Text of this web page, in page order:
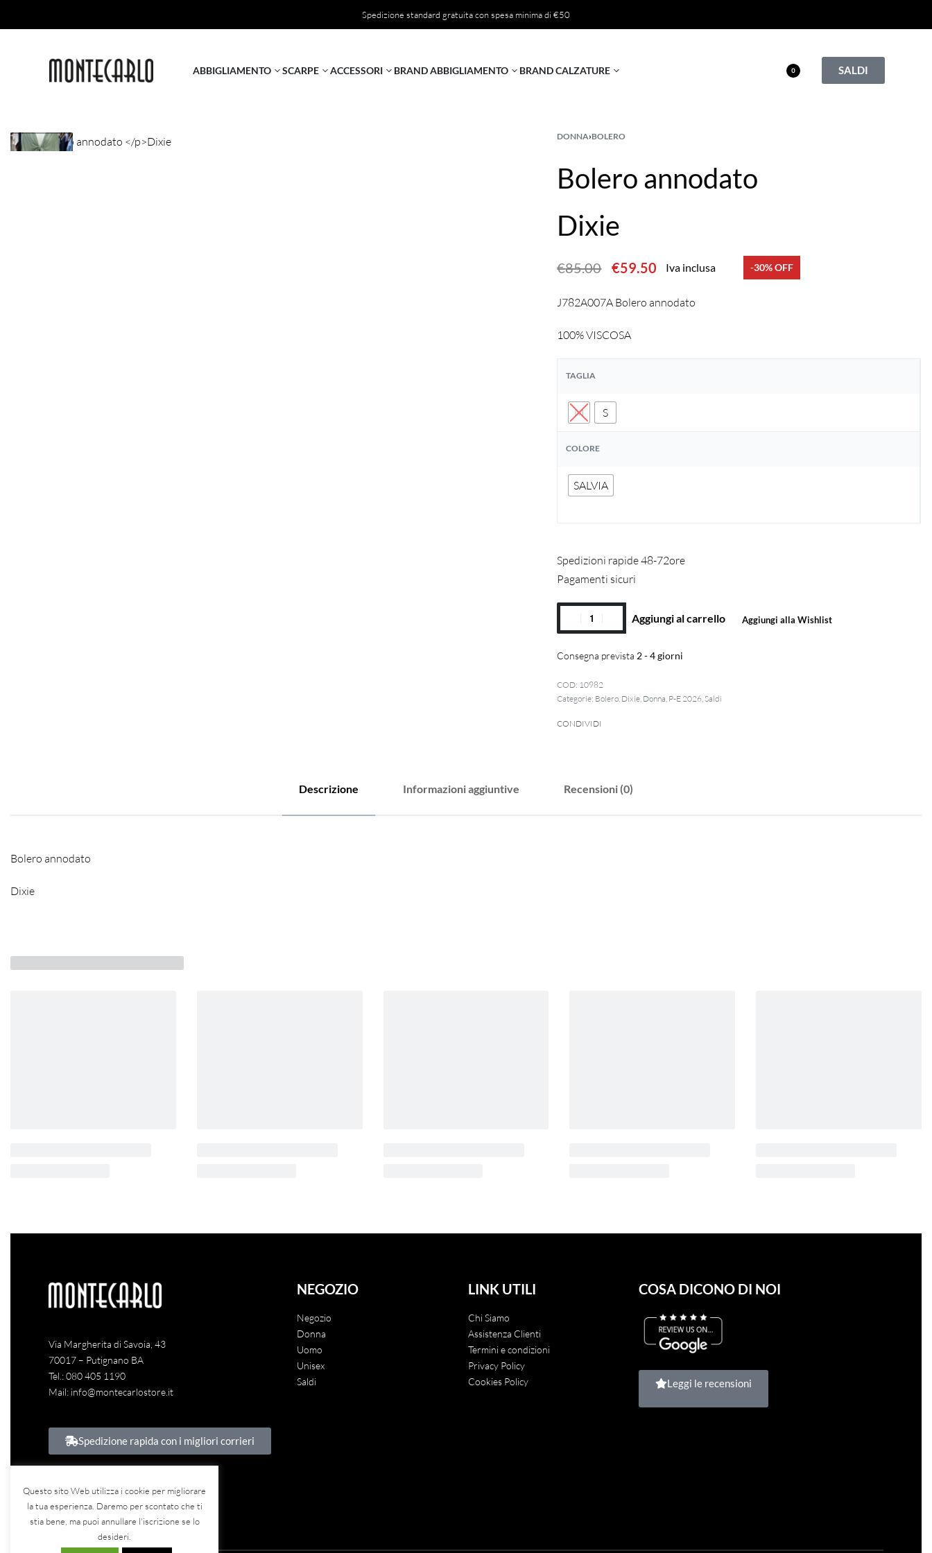
Spedizione standard gratuita con spesa minima di €50
ABBIGLIAMENTO SCARPE ACCESSORI BRAND ABBIGLIAMENTO BRAND CALZATURE 0 SALDI
DONNA›BOLERO
Bolero annodato
Dixie
€85.00 €59.50 Iva inclusa -30% OFF
J782A007A Bolero annodato
100% VISCOSA
TAGLIA
M S
COLORE
SALVIA
Spedizioni rapide 48-72ore
Pagamenti sicuri
Aggiungi al carrello Aggiungi alla Wishlist
Consegna prevista 2 - 4 giorni
10982
Categorie: Bolero, Dixie, Donna, P-E 2026,Saldi
CONDIVIDI
Descrizione Informazioni aggiuntive Recensioni (0)
Bolero annodato
Dixie
Via Margherita di Savoia, 43
70017 – Putignano BA
Tel.:080 405 1190
Mail: info@montecarlostore.it
Spedizione rapida con i migliori corrieri
NEGOZIO
Negozio
Donna
Uomo
Unisex
Saldi
LINK UTILI
Chi Siamo
Assistenza Clienti
Termini e condizioni
Privacy Policy
Cookies Policy
COSA DICONO DI NOI
Leggi le recensioni
Questo sito Web utilizza i cookie per migliorare
la tua esperienza. Daremo per scontato che ti
stia bene, ma puoi annullare l'iscrizione se lo
desideri.